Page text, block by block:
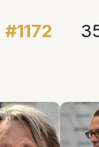
#1172